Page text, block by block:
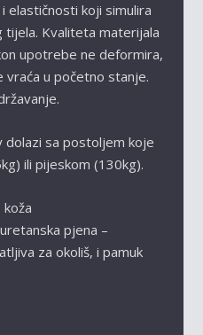
elastičnosti koji simulira
Kvaliteta materijala
upotrebe ne deformira,
u početno stanje.
dolazi sa postoljem koje
ili pijeskom (130kg).
pjena –
za okoliš, i pamuk